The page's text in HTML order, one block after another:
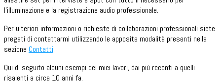
l'illuminazione e la registrazione audio professionale.
Per ulteriori informazioni o richieste di collaborazioni professionali siete
pregati di contattarmi utilizzando le apposite modalità presenti nella
sezione Contatti.
Qui di seguito alcuni esempi dei miei lavori, dai più recenti a quelli
risalenti a circa 10 anni fa.